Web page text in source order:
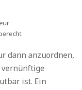
dann anzuordnen,
ist. Ein